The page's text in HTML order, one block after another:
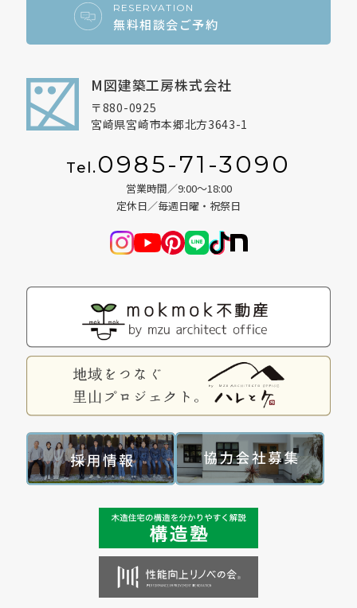
RESERVATION
無料相談会ご予約
M図建築工房株式会社
〒880-0925
宮崎県宮崎市本郷北方3643-1
Tel.0985-71-3090
営業時間／9:00～18:00
定休日／毎週日曜・祝祭日